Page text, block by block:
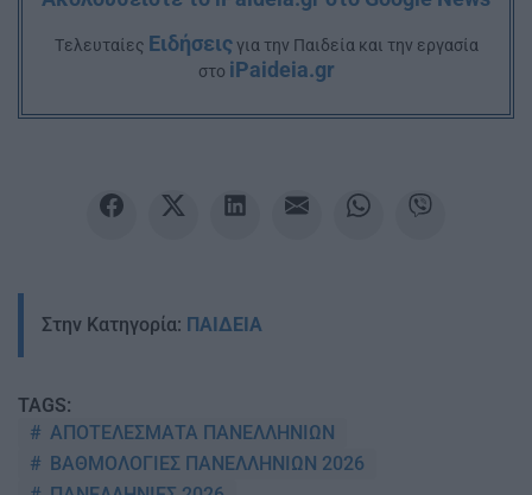
Tελευταίες Ειδήσειςγια την Παιδεία και την εργασία
στο iPaideia.gr
Στην Κατηγορία: ΠΑΙΔΕΙΑ
TAGS:
ΑΠΟΤΕΛΕΣΜΑΤΑ ΠΑΝΕΛΛΗΝΙΩΝ
ΒΑΘΜΟΛΟΓΙΕΣ ΠΑΝΕΛΛΗΝΙΩΝ 2026